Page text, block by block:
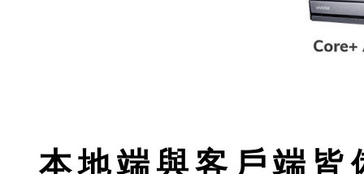
本地端與客戶端